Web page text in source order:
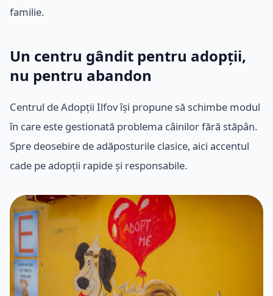
familie.
Un centru gândit pentru adopții,
nu pentru abandon
Centrul de Adopții Ilfov își propune să schimbe modul
în care este gestionată problema câinilor fără stăpân.
Spre deosebire de adăposturile clasice, aici accentul
cade pe adopții rapide și responsabile.